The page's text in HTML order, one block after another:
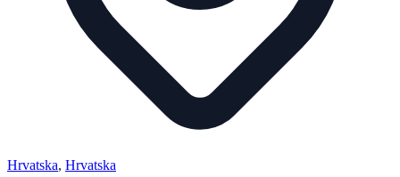
Hrvatska, Hrvatska